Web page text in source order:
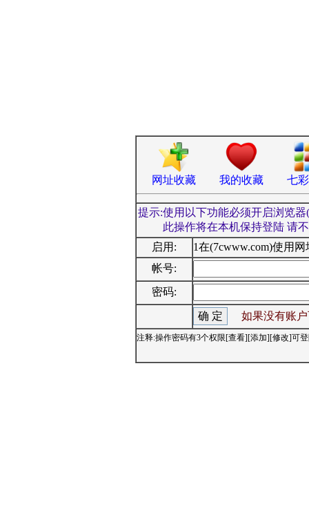
网址收藏 我的收藏 七
提示:使用以下功能必须开启浏览器
此操作将在本机保持登陆 请
启用:
1在(7cwww.com)使用
帐号:
密码:
如果没有账
注释:操作密码有3个权限[查看][添加][修改]可